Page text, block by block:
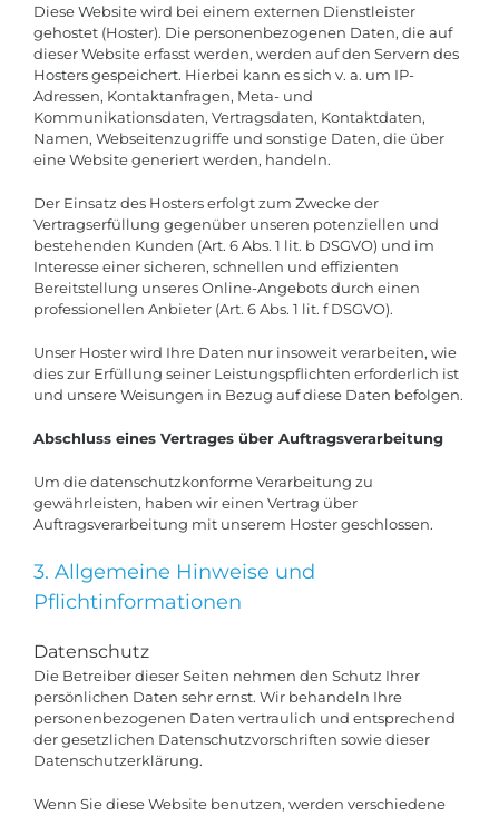
Diese Website wird bei einem externen Dienstleister
gehostet (Hoster). Die personenbezogenen Daten, die auf
dieser Website erfasst werden, werden auf den Servern des
Hosters gespeichert. Hierbei kann es sich v. a. um IP-
Adressen, Kontaktanfragen, Meta- und
Kommunikationsdaten, Vertragsdaten, Kontaktdaten,
Namen, Webseitenzugriffe und sonstige Daten, die über
eine Website generiert werden, handeln.
Der Einsatz des Hosters erfolgt zum Zwecke der
Vertragserfüllung gegenüber unseren potenziellen und
bestehenden Kunden (Art. 6 Abs. 1 lit. b DSGVO) und im
Interesse einer sicheren, schnellen und effizienten
Bereitstellung unseres Online-Angebots durch einen
professionellen Anbieter (Art. 6 Abs. 1 lit. f DSGVO).
Unser Hoster wird Ihre Daten nur insoweit verarbeiten, wie
dies zur Erfüllung seiner Leistungspflichten erforderlich ist
und unsere Weisungen in Bezug auf diese Daten befolgen.
Abschluss eines Vertrages über Auftragsverarbeitung
Um die datenschutzkonforme Verarbeitung zu
gewährleisten, haben wir einen Vertrag über
Auftragsverarbeitung mit unserem Hoster geschlossen.
3. Allgemeine Hinweise und
Pflichtinformationen
Datenschutz
Die Betreiber dieser Seiten nehmen den Schutz Ihrer
persönlichen Daten sehr ernst. Wir behandeln Ihre
personenbezogenen Daten vertraulich und entsprechend
der gesetzlichen Datenschutzvorschriften sowie dieser
Datenschutzerklärung.
Wenn Sie diese Website benutzen, werden verschiedene